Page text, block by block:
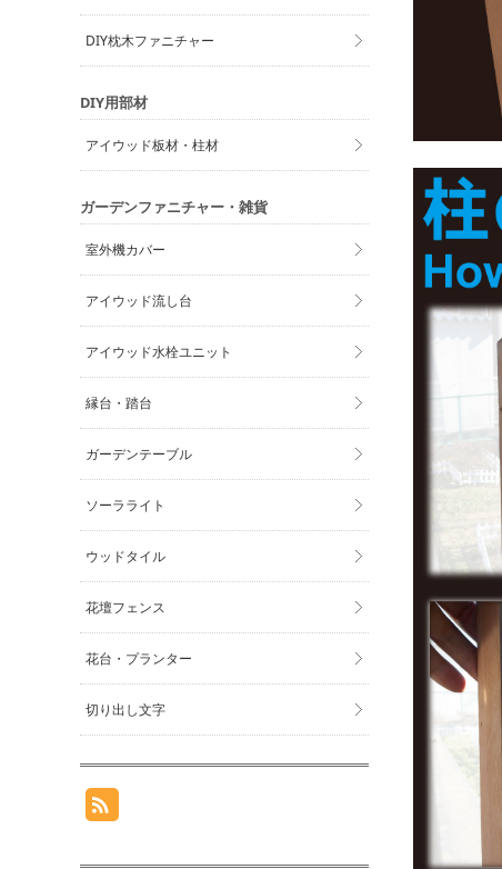
DIY枕木ファニチャー
DIY用部材
アイウッド板材・柱材
ガーデンファニチャー・雑貨
室外機カバー
アイウッド流し台
アイウッド水栓ユニット
縁台・踏台
ガーデンテーブル
ソーラライト
ウッドタイル
花壇フェンス
花台・プランター
切り出し文字